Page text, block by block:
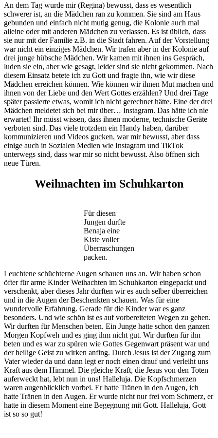
An dem Tag wurde mir (Regina) bewusst, dass es wesentlich
schwerer ist, an die Mädchen ran zu kommen. Sie sind am Haus
gebunden und einfach nicht mutig genug, die Kolonie auch mal
alleine oder mit anderen Mädchen zu verlassen. Es ist üblich, dass
sie nur mit der Familie z.B. in die Stadt fahren. Auf der Vorstellung
war nicht ein einziges Mädchen. Wir trafen aber in der Kolonie auf
drei junge hübsche Mädchen. Wir kamen mit ihnen ins Gespräch,
luden sie ein, aber wie gesagt, leider sind sie nicht gekommen. Nach
diesem Einsatz betete ich zu Gott und fragte ihn, wie wir diese
Mädchen erreichen können. Wie können wir ihnen Mut machen und
ihnen von der Liebe und den Wert Gottes erzählen? Und drei Tage
später passierte etwas, womit ich nicht gerechnet hätte. Eine der drei
Mädchen meldetet sich bei mir über… Instagram. Das hätte ich nie
erwartet! Ihr müsst wissen, dass ihnen moderne, technische Geräte
verboten sind. Das viele trotzdem ein Handy haben, darüber
kommunizieren und Videos gucken, war mir bewusst, aber dass
einige auch in Sozialen Medien wie Instagram und TikTok
unterwegs sind, dass war mir so nicht bewusst. Also öffnen sich
neue Türen.
Weihnachten im Schuhkarton
Für diesen
Jungen durfte
Benaja eine
Kiste voller
Überraschungen
packen.
Leuchtene schüchterne Augen schauen uns an. Wir haben schon
öfter für arme Kinder Weihachten im Schuhkarton eingepackt und
verschenkt, aber dieses Jahr durften wir es auch selber überreichen
und in die Augen der Beschenkten schauen. Was für eine
wundervolle Erfahrung. Gerade für die Kinder war es ganz
besonders. Und wie schön ist es auf vorbereiteten Wegen zu gehen.
Wir durften für Menschen beten. Ein Junge hatte schon den ganzen
Morgen Kopfweh und es ging ihm nicht gut. Wir durften für ihn
beten und es war zu spüren wie Gottes Gegenwart präsent war und
der heilige Geist zu wirken anfing. Durch Jesus ist der Zugang zum
Vater wieder da und dann legt er noch einen drauf und verleiht uns
Kraft aus dem Himmel. Die gleiche Kraft, die Jesus von den Toten
auferweckt hat, lebt nun in uns! Halleluja. Die Kopfschmerzen
waren augenblicklich vorbei. Er hatte Tränen in den Augen, ich
hatte Tränen in den Augen. Er wurde nicht nur frei vom Schmerz, er
hatte in diesem Moment eine Begegnung mit Gott. Halleluja, Gott
ist so so gut!